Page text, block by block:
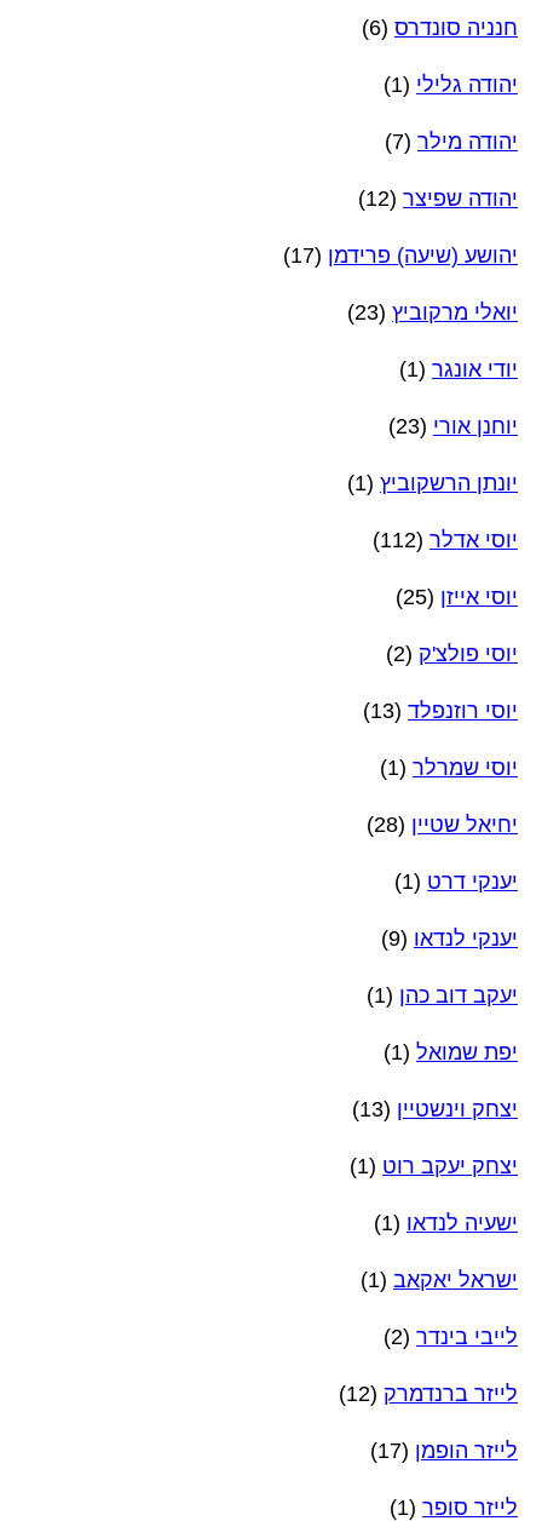
חנניה סונדרס (6)
יהודה גלילי (1)
יהודה מילר (7)
יהודה שפיצר (12)
יהושע (שיעה) פרידמן (17)
יואלי מרקוביץ (23)
יודי אונגר (1)
יוחנן אורי (23)
יונתן הרשקוביץ (1)
יוסי אדלר (112)
יוסי אייזן (25)
יוסי פולצ'ק (2)
יוסי רוזנפלד (13)
יוסי שמרלר (1)
יחיאל שטיין (28)
יענקי דרט (1)
יענקי לנדאו (9)
יעקב דוב כהן (1)
יפת שמואל (1)
יצחק וינשטיין (13)
יצחק יעקב רוט (1)
ישעיה לנדאו (1)
ישראל יאקאב (1)
לייבי בינדר (2)
לייזר ברנדמרק (12)
לייזר הופמן (17)
לייזר סופר (1)